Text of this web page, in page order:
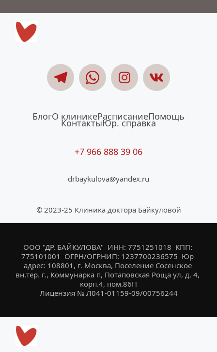
БлогО клиникеРасписаниеПомощь
КонтактыЮр. справка
+7 966 888 39 06
drbaykulova@yandex.ru
© 2023-25 Клиника доктора Байкуловой
ООО "ДР. БАЙКУЛОВА"  ИНН: 7751251018  КПП:
775101001  ОГРН/ОГРНИП: 1237700236575  Юр
адрес: 108801, г. Москва, Поселение Сосенское
вн.тер. г., Коммунарка п, Потаповская Роща ул, д. 4,
корп.4, пом.86П
Лицензия № Л041-01159-09/00756244